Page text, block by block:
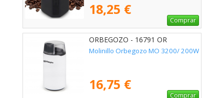
18,25 €
Comprar
ORBEGOZO - 16791 OR
Molinillo Orbegozo MO 3200/ 200W
16,75 €
Comprar